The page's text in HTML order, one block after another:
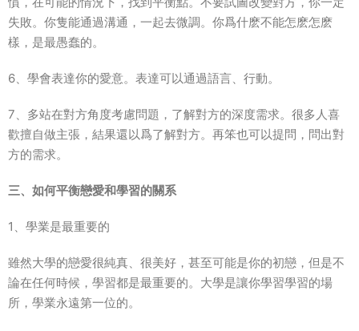
失敗。你隻能通過溝通，一起去微調。你爲什麽不能怎麽怎麽
樣，是最愚蠢的。
6、學會表達你的愛意。表達可以通過語言、行動。
7、多站在對方角度考慮問題，了解對方的深度需求。很多人喜
歡擅自做主張，結果還以爲了解對方。再笨也可以提問，問出對
方的需求。
三、如何平衡戀愛和學習的關系
1、學業是最重要的
雖然大學的戀愛很純真、很美好，甚至可能是你的初戀，但是不
論在任何時候，學習都是最重要的。大學是讓你學習學習的場
所，學業永遠第一位的。